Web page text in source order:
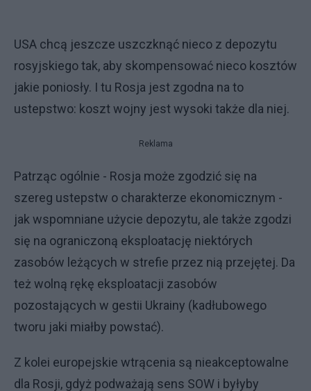
USA chcą jeszcze uszczknąć nieco z depozytu
rosyjskiego tak, aby skompensować nieco kosztów
jakie poniosły. I tu Rosja jest zgodna na to
ustepstwo: koszt wojny jest wysoki także dla niej.
Reklama
Patrząc ogólnie - Rosja może zgodzić się na
szereg ustepstw o charakterze ekonomicznym -
jak wspomniane użycie depozytu, ale także zgodzi
się na ograniczoną eksploatację niektórych
zasobów leżących w strefie przez nią przejętej. Da
też wolną rękę eksploatacji zasobów
pozostających w gestii Ukrainy (kadłubowego
tworu jaki miałby powstać).
Z kolei europejskie wtrącenia są nieakceptowalne
dla Rosji, gdyż podważają sens SOW i byłyby